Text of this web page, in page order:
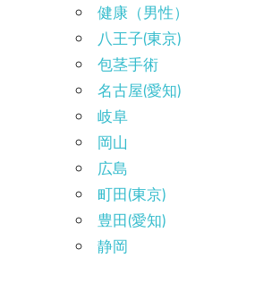
健康（男性）
八王子(東京)
包茎手術
名古屋(愛知)
岐阜
岡山
広島
町田(東京)
豊田(愛知)
静岡